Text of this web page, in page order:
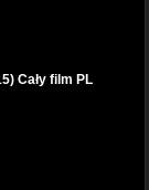
Cały film PL